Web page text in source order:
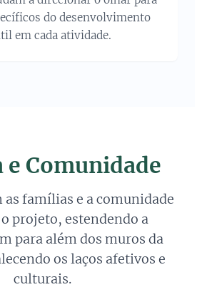
do desenvolvimento
em cada atividade.
Comunidade
as famílias e a comunidade
projeto, estendendo a
para além dos muros da
os laços afetivos e
culturais.